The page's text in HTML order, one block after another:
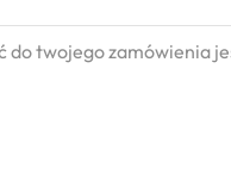
do twojego zamówienia